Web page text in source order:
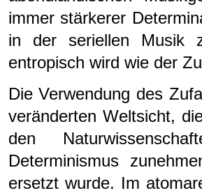
immer stärkerer
in der seriellen Musik
entropisch wird wie der
Die Verwendung des
veränderten Weltsicht,
den
Determinismus
ersetzt wurde. Im